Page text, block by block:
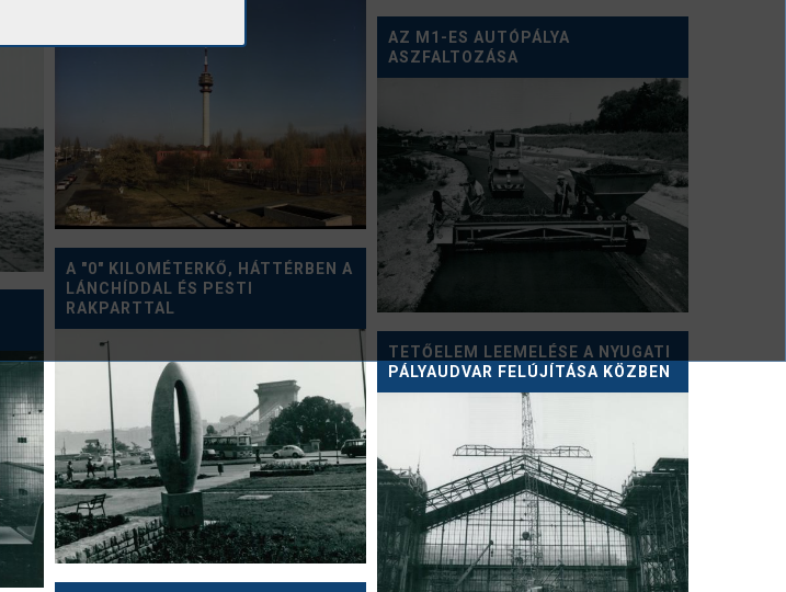
AZ M1-ES AUTÓPÁLYA
ASZFALTOZÁSA
A "0" KILOMÉTERKŐ, HÁTTÉRBEN A
LÁNCHÍDDAL ÉS PESTI
RAKPARTTAL
TETŐELEM LEEMELÉSE A NYUGATI
PÁLYAUDVAR FELÚJÍTÁSA KÖZBEN